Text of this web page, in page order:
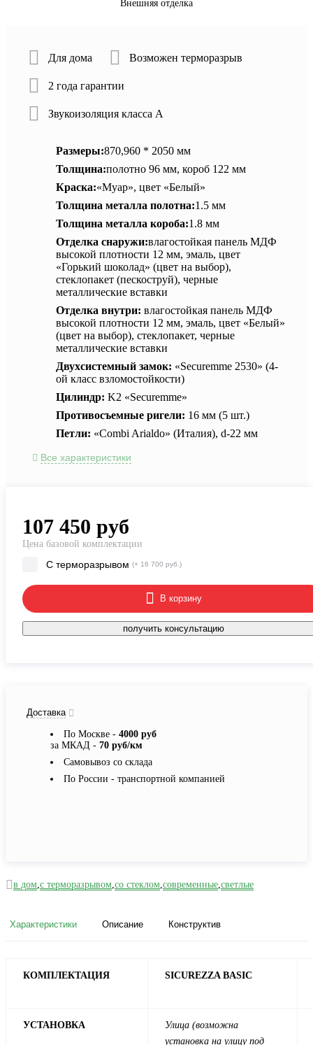
Внешняя отделка
Для дома Возможен терморазрыв
2 года гарантии
Звукоизоляция класса А
Размеры:870,960 * 2050 мм
Толщина:полотно 96 мм, короб 122 мм
Краска:«Муар», цвет «Белый»
Толщина металла полотна:1.5 мм
Толщина металла короба:1.8 мм
Отделка снаружи:влагостойкая панель МДФ
высокой плотности 12 мм, эмаль, цвет
«Горький шоколад» (цвет на выбор),
стеклопакет (пескоструй), черные
металлические вставки
Отделка внутри: влагостойкая панель МДФ
высокой плотности 12 мм, эмаль, цвет «Белый»
(цвет на выбор), стеклопакет, черные
металлические вставки
Двухсистемный замок: «Securemme 2530» (4-
ой класс взломостойкости)
Цилиндр: K2 «Securemme»
Противосъемные ригели: 16 мм (5 шт.)
Петли: «Combi Arialdo» (Италия), d-22 мм
Все характеристики
107 450 руб
Цена базовой комплектации
С терморазрывом (+ 16 700 руб.)
В корзину
получить консультацию
Доставка
По Москве - 4000 руб
за МКАД - 70 руб/км
Самовывоз со склада
По России - транспортной компанией
в дом,с терморазрывом,со стеклом,современные,светлые
Характеристики Описание Конструктив
КОМПЛЕКТАЦИЯ SICUREZZA BASIC
УСТАНОВКА
Улица (возможна
установка на улицу под